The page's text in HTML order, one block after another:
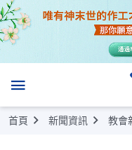
首頁 新聞資訊 教會